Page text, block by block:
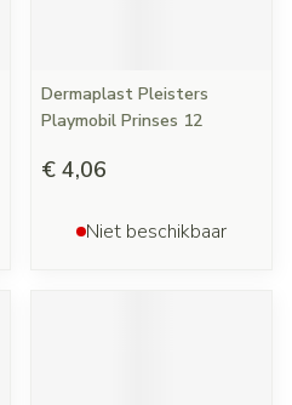
Dermaplast Pleisters
Playmobil Prinses 12
€ 4,06
Niet beschikbaar